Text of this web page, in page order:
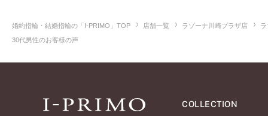
婚約指輪・結婚指輪の「I-PRIMO」TOP 店舗一覧 ラゾーナ川崎プラザ店
30代男性のお客様の声
COLLECTION